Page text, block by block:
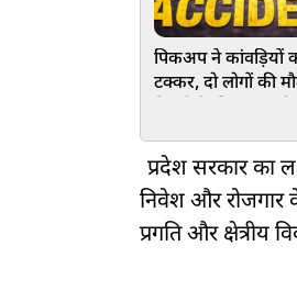
पिकअप ने कांवड़ियों
टक्कर, दो लोगों की
प्रदेश सरकार का
निवेश और रोजगार
प्रगति और क्षेत्रीय